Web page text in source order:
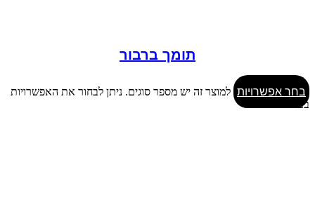
תומך ברבור
בחר אפשרויות למוצר זה יש מספר סוגים. ניתן לבחור את האפשרויות
בעמוד המוצר